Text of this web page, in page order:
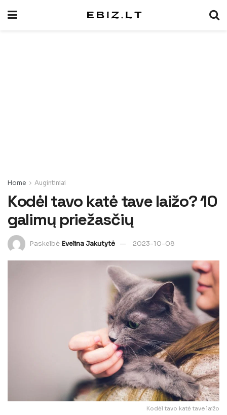
Home Augintiniai
Kodėl tavo katė tave laižo? 10
galimų priežasčių
Paskelbė Evelina Jakutytė 2023-10-08
Kodėl tavo katė tave laižo